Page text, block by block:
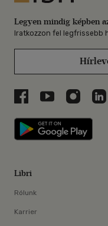
Legyen mindig képben
Iratkozzon fel legfrissebb
Libri a Facebookon
Libri aLibri
Libri
Rólunk
Karrier